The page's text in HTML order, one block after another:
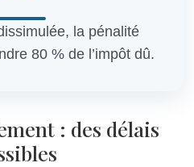
la pénalité
80 % de l’impôt dû.
: des délais